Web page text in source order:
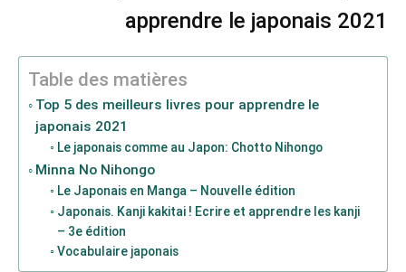
apprendre le japonais 2021
Table des matières
Top 5 des meilleurs livres pour apprendre le
japonais 2021
Le japonais comme au Japon: Chotto Nihongo
Minna No Nihongo
Le Japonais en Manga – Nouvelle édition
Japonais. Kanji kakitai ! Ecrire et apprendre les kanji
– 3e édition
Vocabulaire japonais